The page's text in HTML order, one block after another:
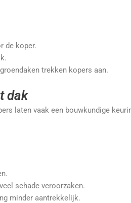
de koper.
trekken kopers aan.
dak
laten vaak een bouwkundige
schade veroorzaken.
minder aantrekkelijk.